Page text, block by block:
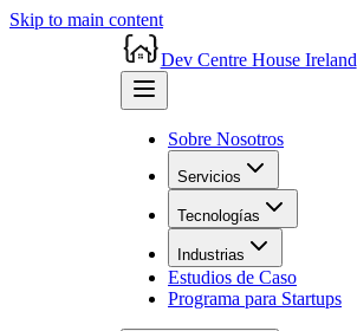
Skip to main content
Dev Centre House Ireland
Sobre Nosotros
Servicios
Tecnologías
Industrias
Estudios de Caso
Programa para Startups